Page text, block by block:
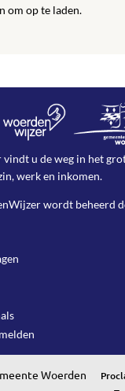
om op te laden.
u de weg in het
werk en inkomen.
wordt beheerd